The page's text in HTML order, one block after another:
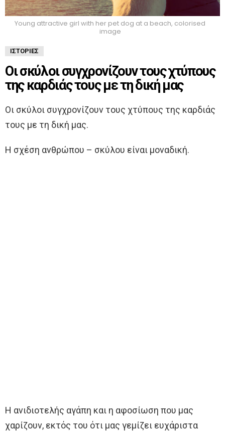
Young attractive girl with her pet dog at a beach, colorised
image
ΙΣΤΟΡΊΕΣ
Οι σκύλοι συγχρονίζουν τους χτύπους
της καρδιάς τους με τη δική μας
Οι σκύλοι συγχρονίζουν τους χτύπους της καρδιάς
τους με τη δική μας.
Η σχέση ανθρώπου – σκύλου είναι μοναδική.
Η ανιδιοτελής αγάπη και η αφοσίωση που μας
χαρίζουν, εκτός του ότι μας γεμίζει ευχάριστα